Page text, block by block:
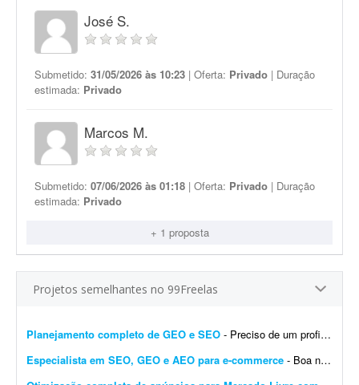
José S.
Submetido: 31/05/2026 às 10:23 | Oferta: Privado | Duração
estimada: Privado
Marcos M.
Submetido: 07/06/2026 às 01:18 | Oferta: Privado | Duração
estimada: Privado
+ 1 proposta
Projetos semelhantes no 99Freelas
Planejamento completo de GEO e SEO - Preciso de um profissional com entendimento de SEO e GEO para análise completa da minha marca online. A entrega deverá ser um planejamento estratégico completo, com pontos de a...
Especialista em SEO, GEO e AEO para e-commerce - Boa noite. Estou em busca de um profissional que seja especialista em SEO, GEO e AEO para realizar um trabalho no meu site de e-commerce. O objetivo é aperfeiçoar o SEO do site e posi...